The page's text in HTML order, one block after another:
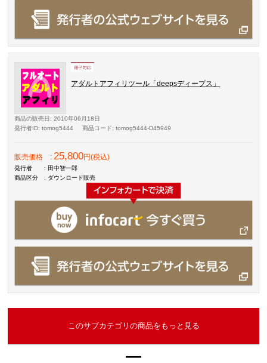
アダルトアフィリツール「deepsディープス」
商品の販売日 : 2010年06月18日
発行者ID: tomog5444 商品コード: tomog5444-D45949
販売価格 :25,800円(税込)
発行者
: 田中智一郎
商品区分
: ダウンロード販売
このサブカテゴリの商品をもっと見る